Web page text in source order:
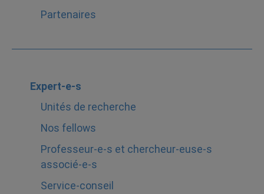
Partenaires
Expert-e-s
Unités de recherche
Nos fellows
Professeur-e-s et chercheur-euse-s
associé-e-s
Service-conseil